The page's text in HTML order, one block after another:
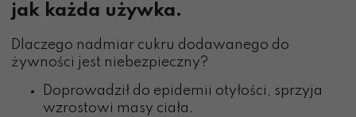
jak każda używka.
Dlaczego nadmiar cukru dodawanego do
żywności jest niebezpieczny?
Doprowadził do epidemii otyłości, sprzyja
wzrostowi masy ciała.